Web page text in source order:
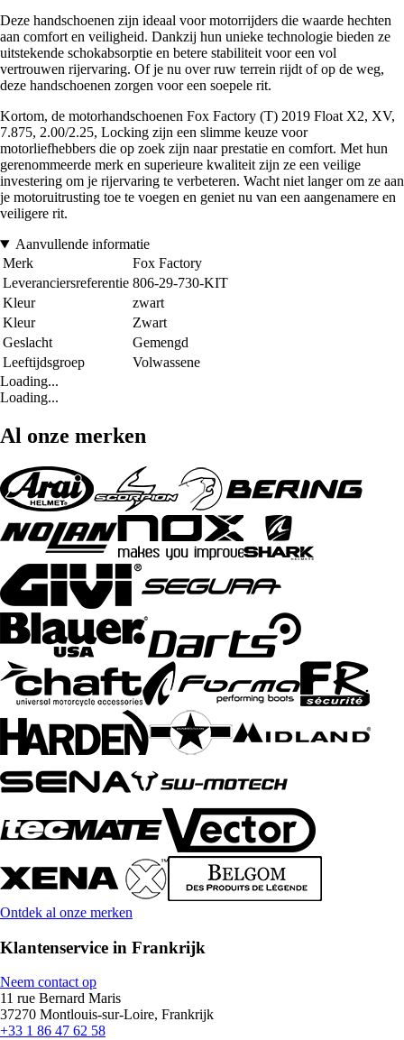
Deze handschoenen zijn ideaal voor motorrijders die waarde hechten
aan comfort en veiligheid. Dankzij hun unieke technologie bieden ze
uitstekende schokabsorptie en betere stabiliteit voor een vol
vertrouwen rijervaring. Of je nu over ruw terrein rijdt of op de weg,
deze handschoenen zorgen voor een soepele rit.
Kortom, de motorhandschoenen Fox Factory (T) 2019 Float X2, XV,
7.875, 2.00/2.25, Locking zijn een slimme keuze voor
motorliefhebbers die op zoek zijn naar prestatie en comfort. Met hun
gerenommeerde merk en superieure kwaliteit zijn ze een veilige
investering om je rijervaring te verbeteren. Wacht niet langer om ze aan
je motoruitrusting toe te voegen en geniet nu van een aangenamere en
veiligere rit.
Aanvullende informatie
Merk
Fox Factory
Leveranciersreferentie 806-29-730-KIT
Kleur
zwart
Kleur
Zwart
Geslacht
Gemengd
Leeftijdsgroep
Volwassene
Loading...
Loading...
Al onze merken
Ontdek al onze merken
Klantenservice in Frankrijk
Neem contact op
11 rue Bernard Maris
37270 Montlouis-sur-Loire, Frankrijk
+33 1 86 47 62 58